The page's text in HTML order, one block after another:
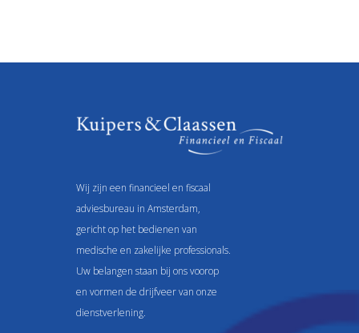
Wij zijn een financieel en fiscaal
adviesbureau in Amsterdam,
gericht op het bedienen van
medische en zakelijke professionals.
Uw belangen staan bij ons voorop
en vormen de drijfveer van onze
dienstverlening.